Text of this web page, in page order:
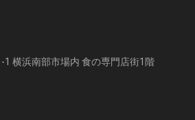
1 横浜南部市場内 食の専門店街1階